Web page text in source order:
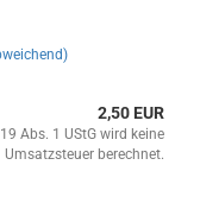
2,50 EUR
Abs. 1 UStG wird keine
Umsatzsteuer berechnet.